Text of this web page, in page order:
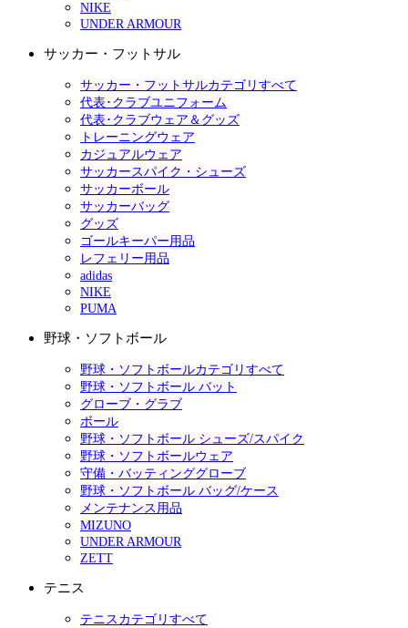
NIKE
UNDER ARMOUR
サッカー・フットサル
サッカー・フットサルカテゴリすべて
代表･クラブユニフォーム
代表･クラブウェア＆グッズ
トレーニングウェア
カジュアルウェア
サッカースパイク・シューズ
サッカーボール
サッカーバッグ
グッズ
ゴールキーパー用品
レフェリー用品
adidas
NIKE
PUMA
野球・ソフトボール
野球・ソフトボールカテゴリすべて
野球・ソフトボール バット
グローブ・グラブ
ボール
野球・ソフトボール シューズ/スパイク
野球・ソフトボールウェア
守備・バッティンググローブ
野球・ソフトボール バッグ/ケース
メンテナンス用品
MIZUNO
UNDER ARMOUR
ZETT
テニス
テニスカテゴリすべて